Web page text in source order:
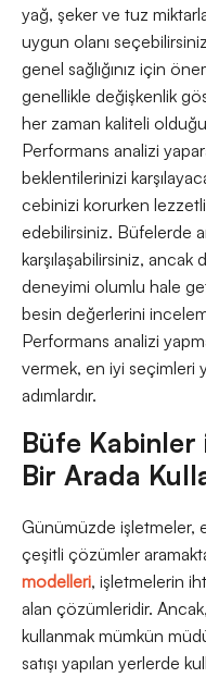
yağ, şeker ve tuz
uygun olanı
genel sağlığınız için
genellikle değişkenlik
her zaman kaliteli
Performans analizi
beklentilerinizi
cebinizi korurken lezzetli
edebilirsiniz. Büfelerde
karşılaşabilirsiniz,
deneyimi olumlu hale
besin değerlerini
Performans analizi
vermek, en iyi seçimleri
adımlardır.
Büfe Kabinler
Bir Arada
Günümüzde işletmeler,
çeşitli çözümler
modelleri, işletmelerin
alan çözümleridir.
kullanmak mümkün
satışı yapılan yerlerde